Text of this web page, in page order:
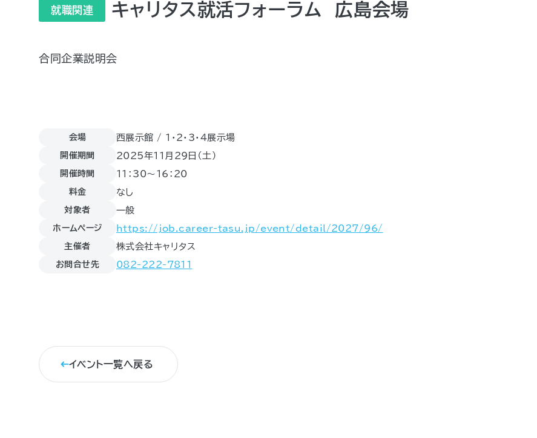
就職関連 キャリタス就活フォーラム 広島会場
合同企業説明会
会場 西展示館 / 1・2・3・4展示場
開催期間 2025年11月29日（土)
開催時間 11：30～16：20
料金 なし
対象者 一般
ホームページ https://job.career-tasu.jp/event/detail/2027/96/
主催者 株式会社キャリタス
お問合せ先 082-222-7811
イベント一覧へ戻る